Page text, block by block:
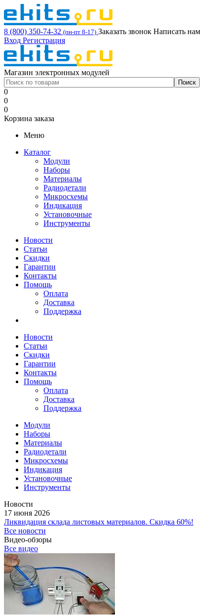
8 (800) 350-74-32 (пн-пт 8-17) Заказать звонок Написать нам
Вход Регистрация
Магазин электронных модулей
0
0
0
Корзина заказа
Меню
Каталог
Модули
Наборы
Материалы
Радиодетали
Микросхемы
Индикация
Установочные
Инструменты
Новости
Статьи
Скидки
Гарантии
Контакты
Помощь
Оплата
Доставка
Поддержка
Новости
Статьи
Скидки
Гарантии
Контакты
Помощь
Оплата
Доставка
Поддержка
Модули
Наборы
Материалы
Радиодетали
Микросхемы
Индикация
Установочные
Инструменты
Новости
17 июня 2026
Ликвидация склада листовых материалов. Скидка 60%!
Все новости
Видео-обзоры
Все видео